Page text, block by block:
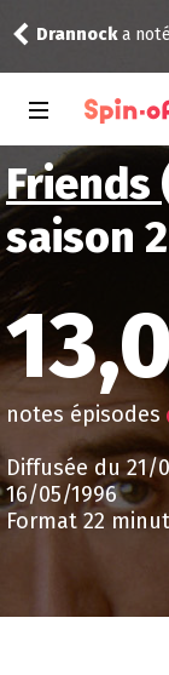
Drannocka noté
Friends
saison 2
notes épisodes
Diffusée du 21/
16/05/1996
Format 22